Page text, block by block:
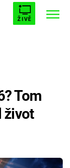
ŽIVĚ
Tom
život